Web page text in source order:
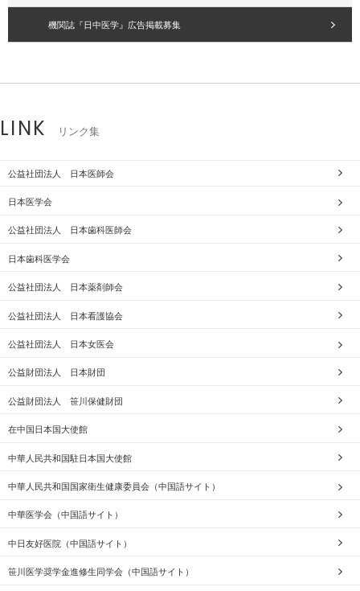
機関誌『日中医学』広告掲載募集
LINK リンク集
公益社団法人 日本医師会
日本医学会
公益社団法人 日本歯科医師会
日本歯科医学会
公益社団法人 日本薬剤師会
公益社団法人 日本看護協会
公益社団法人 日本女医会
公益財団法人 日本財団
公益財団法人 笹川保健財団
在中国日本国大使館
中華人民共和国駐日本国大使館
中華人民共和国国家衛生健康委員会（中国語サイト）
中華医学会（中国語サイト）
中日友好医院（中国語サイト）
笹川医学奨学金進修生同学会（中国語サイト）